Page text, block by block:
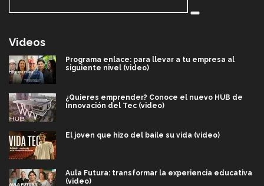
Videos
Programa enlace: para llevar a tu empresa al
siguiente nivel (video)
¿Quieres emprender? Conoce el nuevo HUB de
Innovación del Tec (video)
El joven que hizo del baile su vida (video)
Aula Futura: transformar la experiencia educativa
(video)